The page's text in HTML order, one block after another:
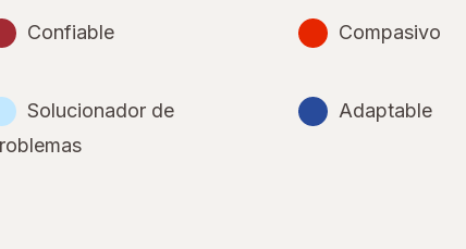
Confiable Compasivo
Solucionador de
Adaptable